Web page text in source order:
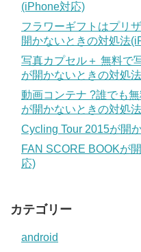
(iPhone対応)
フラワーギフトはプリ
開かないときの対処法
写真カプセル＋ 無料で
が開かないときの対処
動画コンテナ ?誰でも
が開かないときの対処
Cycling Tour 2015が開
FAN SCORE BOOKが
応)
カテゴリー
android